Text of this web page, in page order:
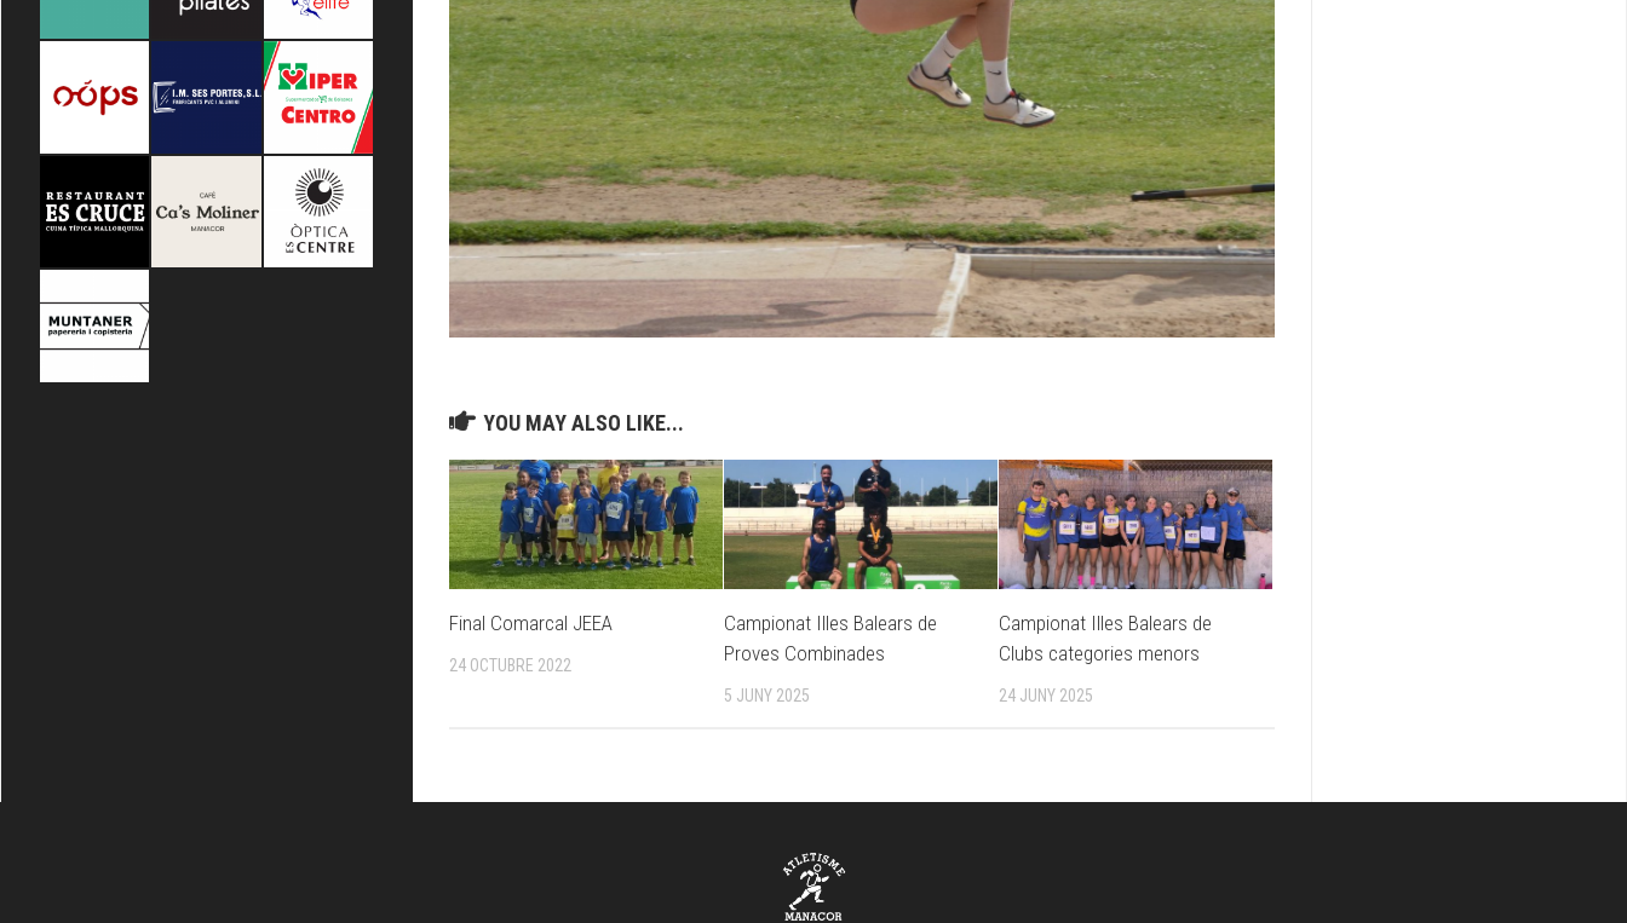
YOU MAY ALSO LIKE...
Final Comarcal JEEA
24 OCTUBRE 2022
Campionat Illes Balears de
Proves Combinades
5 JUNY 2025
Campionat Illes Balears de
Clubs categories menors
24 JUNY 2025